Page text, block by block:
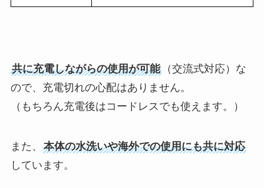
共に充電しながらの使用が可能（交流式対応）な
ので、充電切れの心配はありません。
（もちろん充電後はコードレスでも使えます。）
また、 本体の水洗いや海外での使用にも共に対応
しています。